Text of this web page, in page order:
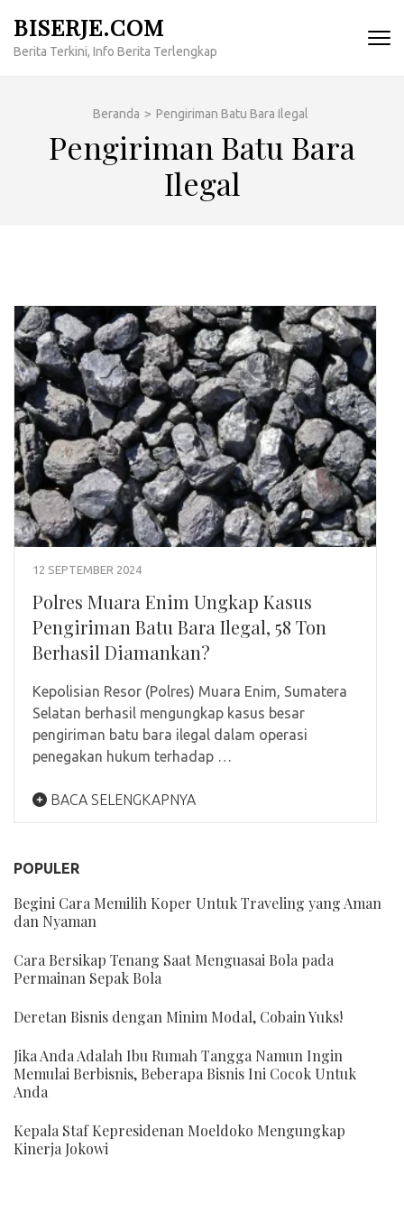
konten
BISERJE.COM
Berita Terkini, Info Berita Terlengkap
Beranda > Pengiriman Batu Bara Ilegal
Pengiriman Batu Bara
Ilegal
12 SEPTEMBER 2024
Polres Muara Enim Ungkap Kasus
Pengiriman Batu Bara Ilegal, 58 Ton
Berhasil Diamankan?
Kepolisian Resor (Polres) Muara Enim, Sumatera
Selatan berhasil mengungkap kasus besar
pengiriman batu bara ilegal dalam operasi
penegakan hukum terhadap …
BACA SELENGKAPNYA
POPULER
Begini Cara Memilih Koper Untuk Traveling yang Aman
dan Nyaman
Cara Bersikap Tenang Saat Menguasai Bola pada
Permainan Sepak Bola
Deretan Bisnis dengan Minim Modal, Cobain Yuks!
Jika Anda Adalah Ibu Rumah Tangga Namun Ingin
Memulai Berbisnis, Beberapa Bisnis Ini Cocok Untuk
Anda
Kepala Staf Kepresidenan Moeldoko Mengungkap
Kinerja Jokowi